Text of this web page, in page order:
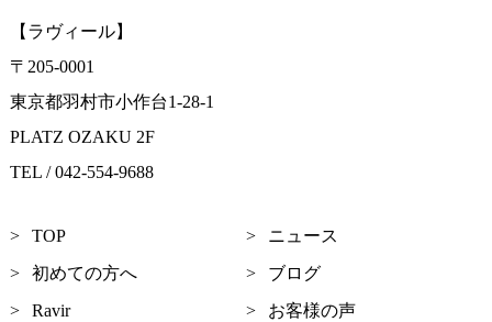
【ラヴィール】
〒205-0001
東京都羽村市小作台1-28-1
PLATZ OZAKU 2F
TEL / 042-554-9688
TOP
ニュース
初めての方へ
ブログ
Ravir
お客様の声